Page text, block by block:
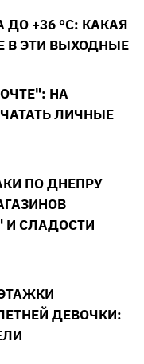
+36 °С: КАКАЯ
В ЭТИ ВЫХОДНЫЕ
НА
ЛИЧНЫЕ
ПО ДНЕПРУ
И СЛАДОСТИ
ДЕВОЧКИ: